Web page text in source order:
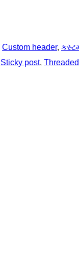
Custom header,
Sticky post,